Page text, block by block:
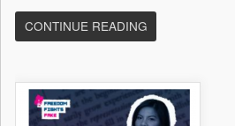
CONTINUE READING